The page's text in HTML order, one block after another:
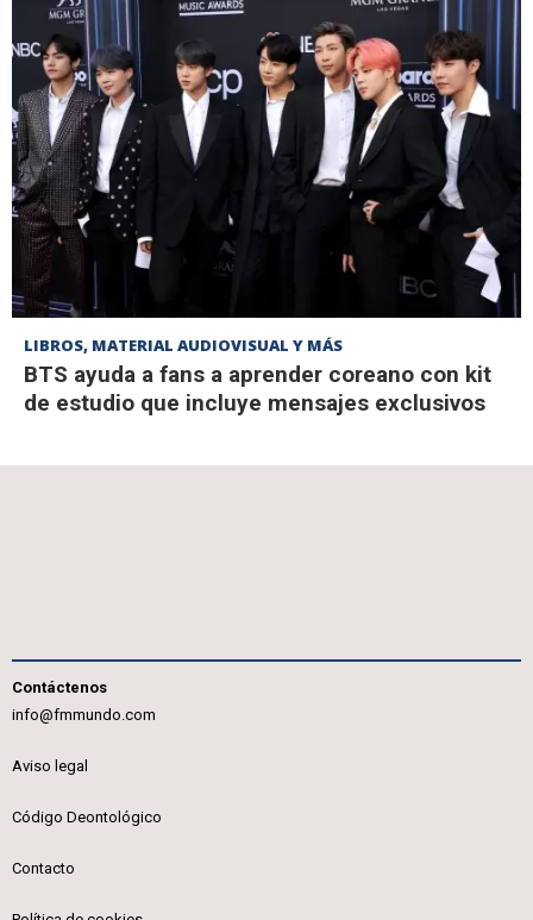
LIBROS, MATERIAL AUDIOVISUAL Y MÁS
BTS ayuda a fans a aprender coreano con kit
de estudio que incluye mensajes exclusivos
Contáctenos
info@fmmundo.com
Aviso legal
Código Deontológico
Contacto